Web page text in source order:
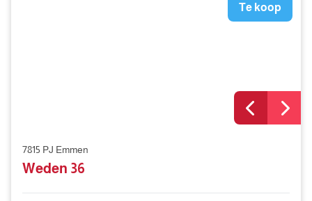
Te koop
7815 PJ Emmen
Weden 36